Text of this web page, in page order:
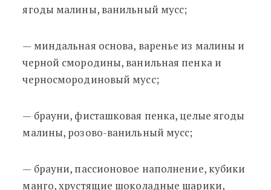
ягоды малины, ванильный мусс;
— миндальная основа, варенье из малины и
черной смородины, ванильная пенка и
черносмородиновый мусс;
— брауни, фисташковая пенка, целые ягоды
малины, розово-ванильный мусс;
— брауни, пассионовое наполнение, кубики
манго, хрустящие шоколадные шарики,